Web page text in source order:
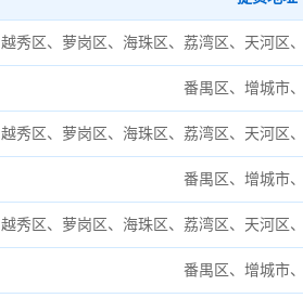
越秀区、萝岗区、海珠区、荔湾区、天河区
番禺区、增城市
越秀区、萝岗区、海珠区、荔湾区、天河区
番禺区、增城市
越秀区、萝岗区、海珠区、荔湾区、天河区
番禺区、增城市